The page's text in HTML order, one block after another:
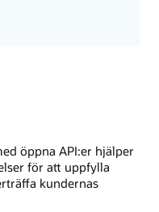
öppna API:er hjälper
för att uppfylla
kundernas